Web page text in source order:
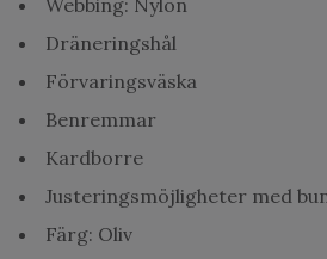
Webbing: Nylon
Dräneringshål
Förvaringsväska
Benremmar
Kardborre
Justeringsmöjligheter med
Färg: Oliv